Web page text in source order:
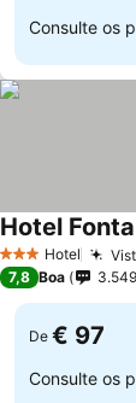
Consulte os
3 EstrelasHotel
Hotel
7,8 Boa 3.549
De € 97
Consulte os